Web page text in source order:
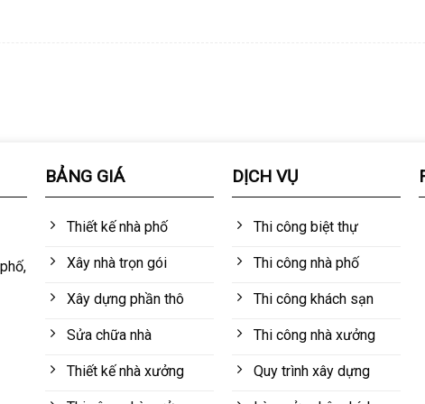
BẢNG GIÁ
Thiết kế nhà phố
Xây nhà trọn gói
Xây dựng phần thô
Sửa chữa nhà
Thiết kế nhà xưởng
DỊCH VỤ
Thi công biệt thự
Thi công nhà phố
Thi công khách sạn
Thi công nhà xưởng
Quy trình xây dựng